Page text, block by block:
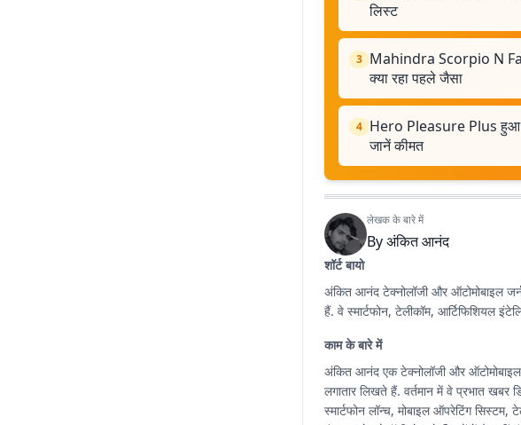
लिस्ट
3 Mahindra Scorpio N
क्या रहा पहले जैसा
4 Hero Pleasure Plus हुआ
जानें कीमत
लेखक के बारे में
Byअंकित आनंद
शॉर्ट बायो
अंकित आनंद टेक्नोलॉजी और ऑटोमोबाइल
हैं. वे स्मार्टफोन, टेलीकॉम, आर्टिफिशियल
काम के बारे में
अंकित आनंद एक टेक्नोलॉजी और
लगातार लिखते हैं. वर्तमान में वे प्रभात
स्मार्टफोन लॉन्च, मोबाइल ऑपरेटिंग